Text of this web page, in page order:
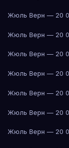
Жюль Верн — 20
Жюль Верн — 20
Жюль Верн — 20
Жюль Верн — 20
Жюль Верн — 20
Жюль Верн — 20
Жюль Верн — 20